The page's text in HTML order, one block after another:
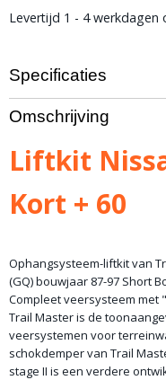
Levertijd 1 - 4 werkdagen
Specificaties
Netto gewicht
35,00 Kg
Bruto gewicht
20,00 Kg
Omschrijving
Liftkit
Kort + 60
Ophangsysteem-liftkit van
(GQ) bouwjaar 87-97 Short
Compleet veersysteem met
Trail Master is de
veersystemen voor
schokdemper van Trail
stage II is een verdere